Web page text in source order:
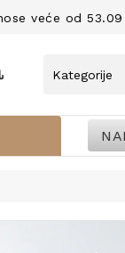
veće od